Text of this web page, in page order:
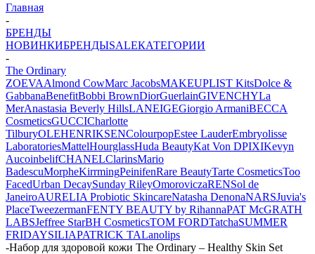
Главная
-
БРЕНДЫ
НОВИНКИБРЕНДЫSALEКАТЕГОРИИ
-
The Ordinary
ZOEVAAlmond CowMarc JacobsMAKEUPLIST KitsDolce &
GabbanaBenefitBobbi BrownDiorGuerlainGIVENCHYLa
MerAnastasia Beverly HillsLANEIGEGiorgio ArmaniBECCA
CosmeticsGUCCICharlotte
TilburyOLEHENRIKSENColourpopEstee LauderEmbryolisse
LaboratoriesMattelHourglassHuda BeautyKat Von DPIXIKevyn
AucoinbelifCHANELClarinsMario
BadescuMorpheKirrmingPeinifenRare BeautyTarte CosmeticsToo
FacedUrban DecaySunday RileyOmoroviczaRENSol de
JaneiroAURELIA Probiotic SkincareNatasha DenonaNARSJuvia's
PlaceTweezermanFENTY BEAUTY by RihannaPAT McGRATH
LABSJeffree StarBH CosmeticsTOM FORDTatchaSUMMER
FRIDAYSILIAPATRICK TALanolips
-Набор для здоровой кожи The Ordinary – Healthy Skin Set